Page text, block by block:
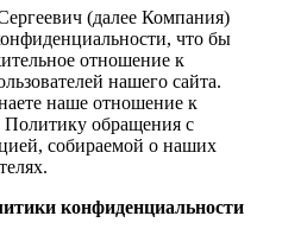
(далее Компания)
что бы
отношение к
нашего сайта.
наше отношение к
обращения с
собираемой о наших
конфиденциальности